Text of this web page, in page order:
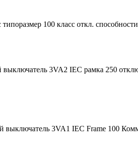
100 класс откл.
3VA2 IEC рамка 250
выключатель 3VA1 IEC Frame 100